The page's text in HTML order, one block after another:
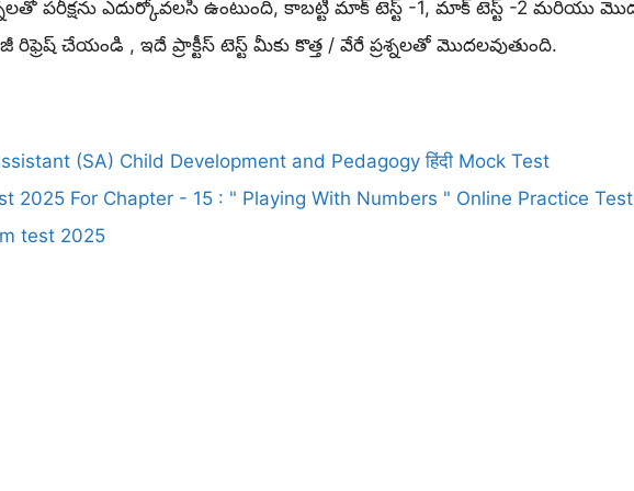
పరీక్షను ఎదుర్కోవలసి ఉంటుంది, కాబట్టి మాక్ టెస్ట్ -1, మాక్ టెస్ట్ -2 మరియు
రిఫ్రెష్ చేయండి , ఇదే ప్రాక్టీస్ టెస్ట్ మీకు కొత్త / వేరే ప్రశ్నలతో మొదలవుతుంది.
(SA) Child Development and Pedagogy हिंदी Mock Test
2025 For Chapter - 15 : " Playing With Numbers " Online Practice Test
test 2025